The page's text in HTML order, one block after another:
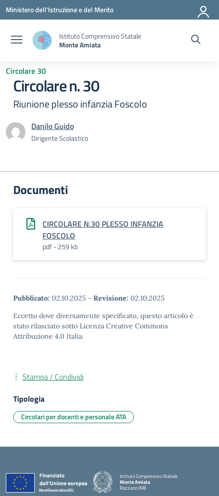
Vai ai contenuti
Vai al menu di navigazione
Vai al footer
Ministero dell'Istruzione e del Merito
Istituto Comprensivo Statale
Monte Amiata
Circolare 30
Circolare n. 30
Riunione plesso infanzia Foscolo
Danilo Guido
Dirigente Scolastico
Documenti
CIRCOLARE N.30 PLESSO INFANZIA
FOSCOLO
pdf - 259 kb
Pubblicato: 02.10.2025 - Revisione: 02.10.2025
Eccetto dove diversamente specificato, questo articolo è
stato rilasciato sotto Licenza Creative Commons
Attribuzione 4.0 Italia.
Stampa / Condividi
Tipologia
Circolari per docenti e personale ATA
Istituto Comprensivo Statale
Monte Amiata
Rozzano (MI)